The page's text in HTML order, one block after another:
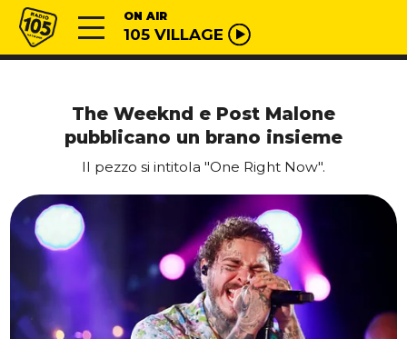
Vai al contenuto
Radio 105 ON AIR
105 VILLAGE
The Weeknd e Post Malone
pubblicano un brano insieme
Il pezzo si intitola "One Right Now".